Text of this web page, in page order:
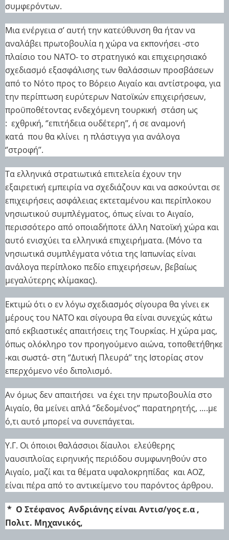
συμφερόντων.
Μια ενέργεια σ’ αυτή την κατεύθυνση θα ήταν να
αναλάβει πρωτοβουλία η χώρα να εκπονήσει -στο
πλαίσιο του ΝΑΤΟ- το στρατηγικό και επιχειρησιακό
σχεδιασμό εξασφάλισης των θαλάσσιων προσβάσεων
από το Νότο προς το Βόρειο Αιγαίο και αντίστροφα, για
την περίπτωση ευρύτερων Νατοϊκών επιχειρήσεων,
προϋποθέτοντας ενδεχόμενη τουρκική στάση ως
: εχθρική, ‘’επιτήδεια ουδέτερη’’, ή σε αναμονή
κατά που θα κλίνει η πλάστιγγα για ανάλογα
‘’στροφή’’.
Τα ελληνικά στρατιωτικά επιτελεία έχουν την
εξαιρετική εμπειρία να σχεδιάζουν και να ασκούνται σε
επιχειρήσεις ασφάλειας εκτεταμένου και περίπλοκου
νησιωτικού συμπλέγματος, όπως είναι το Αιγαίο,
περισσότερο από οποιαδήποτε άλλη Νατοϊκή χώρα και
αυτό ενισχύει τα ελληνικά επιχειρήματα. (Μόνο τα
νησιωτικά συμπλέγματα νότια της Ιαπωνίας είναι
ανάλογα περίπλοκο πεδίο επιχειρήσεων, βεβαίως
μεγαλύτερης κλίμακας).
Εκτιμώ ότι ο εν λόγω σχεδιασμός σίγουρα θα γίνει εκ
μέρους του ΝΑΤΟ και σίγουρα θα είναι συνεχώς κάτω
από εκβιαστικές απαιτήσεις της Τουρκίας. Η χώρα μας,
όπως ολόκληρο τον προηγούμενο αιώνα, τοποθετήθηκε
-και σωστά- στη ‘’Δυτική Πλευρά’’ της Ιστορίας στον
επερχόμενο νέο διπολισμό.
Αν όμως δεν απαιτήσει να έχει την πρωτοβουλία στο
Αιγαίο, θα μείνει απλά ‘’δεδομένος’’ παρατηρητής, ….με
ό,τι αυτό μπορεί να συνεπάγεται.
Υ.Γ. Οι όποιοι θαλάσσιοι δίαυλοι ελεύθερης
ναυσιπλοΐας ειρηνικής περιόδου συμφωνηθούν στο
Αιγαίο, μαζί και τα θέματα υφαλοκρηπίδας και ΑΟΖ,
είναι πέρα από το αντικείμενο του παρόντος άρθρου.
* Ο Στέφανος Ανδριάνης είναι Αντισ/γος ε.α ,
Πολιτ. Μηχανικός,